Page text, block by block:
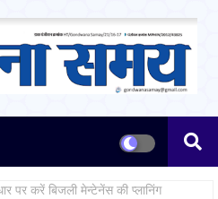
करें बिजली मेन्टेनेंस की प्लानिंग